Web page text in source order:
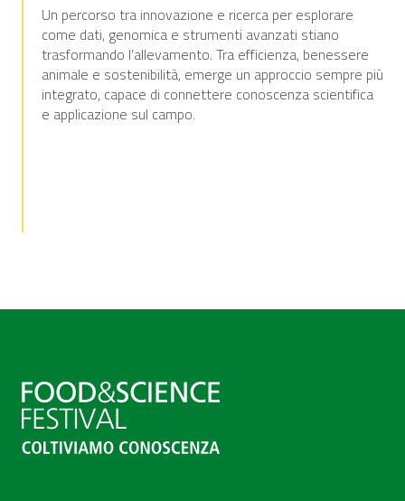
Un percorso tra innovazione e ricerca per esplorare
come dati, genomica e strumenti avanzati stiano
trasformando l’allevamento. Tra efficienza, benessere
animale e sostenibilità, emerge un approccio sempre più
integrato, capace di connettere conoscenza scientifica
e applicazione sul campo.